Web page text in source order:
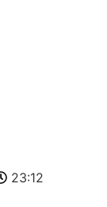
23:12